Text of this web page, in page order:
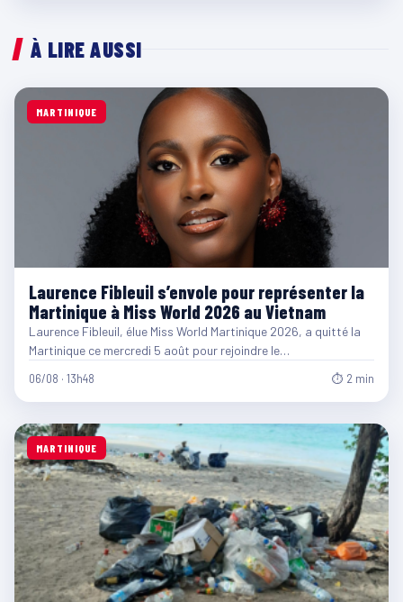
À LIRE AUSSI
MARTINIQUE
Laurence Fibleuil s’envole pour représenter la
Martinique à Miss World 2026 au Vietnam
Laurence Fibleuil, élue Miss World Martinique 2026, a quitté la
Martinique ce mercredi 5 août pour rejoindre le…
06/08 · 13h48 ⏱ 2 min
MARTINIQUE